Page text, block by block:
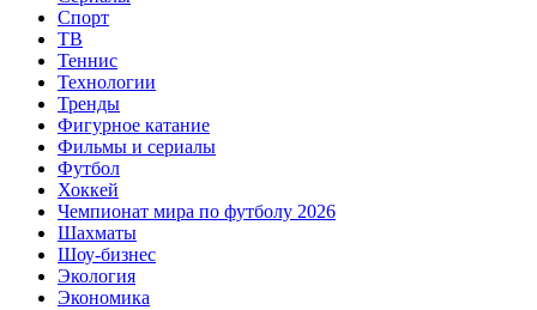
Спорт
ТВ
Теннис
Технологии
Тренды
Фигурное катание
Фильмы и сериалы
Футбол
Хоккей
Чемпионат мира по футболу 2026
Шахматы
Шоу-бизнес
Экология
Экономика